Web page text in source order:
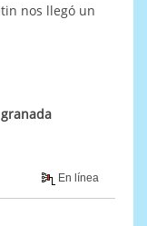
nos llegó un
En línea